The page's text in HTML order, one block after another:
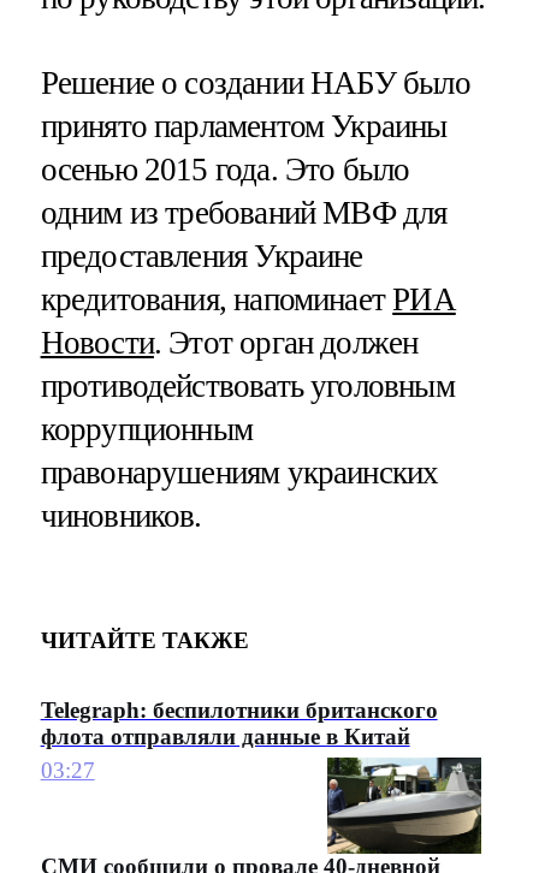
Решение о создании НАБУ было
принято парламентом Украины
осенью 2015 года. Это было
одним из требований МВФ для
предоставления Украине
кредитования, напоминаетРИА
Новости. Этот орган должен
противодействовать уголовным
коррупционным
правонарушениям украинских
чиновников.
ЧИТАЙТЕ ТАКЖЕ
Telegraph: беспилотники британского
флота отправляли данные в Китай
03:27
СМИ сообщили о провале 40-дневной